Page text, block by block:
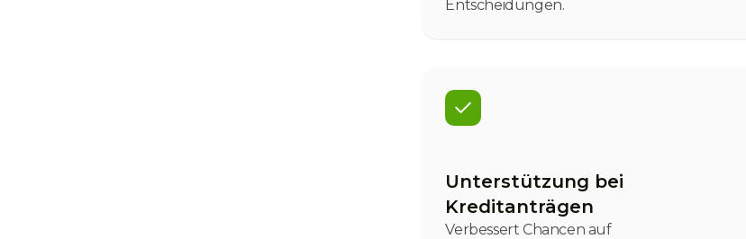
Entscheidungen.
Unterstützung bei
Kreditanträgen
Verbessert Chancen auf